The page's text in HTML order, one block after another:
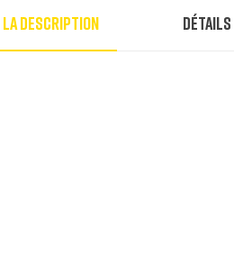
La description